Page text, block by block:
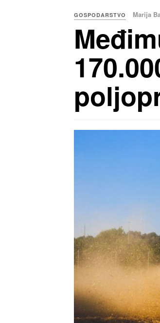
GOSPODARSTVO Marija